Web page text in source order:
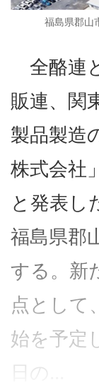
福島県郡山
全酪連
販連、関
製品製造
株式会社
と発表し
福島県郡
する。新
点として
始を予定
日の...